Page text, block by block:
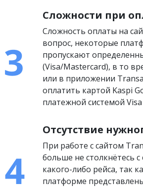
Сложности при
Сложность оплаты на
вопрос, некоторые
пропускают
(Visa/Mastercard), в то
или в приложении
оплатить картой Kaspi
платежной системой
Отсутствие
При работе с сайтом
больше не столкнётесь с
какого-либо рейса, так
платформе